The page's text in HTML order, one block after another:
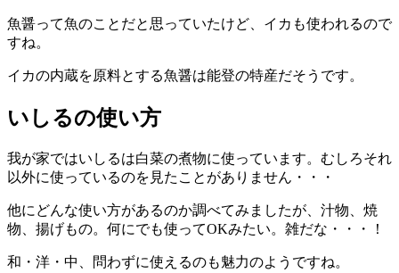
魚醤って魚のことだと思っていたけど、イカも使われるので
すね。
イカの内蔵を原料とする魚醤は能登の特産だそうです。
いしるの使い方
我が家ではいしるは白菜の煮物に使っています。むしろそれ
以外に使っているのを見たことがありません・・・
他にどんな使い方があるのか調べてみましたが、汁物、焼
物、揚げもの。何にでも使ってOKみたい。雑だな・・・！
和・洋・中、問わずに使えるのも魅力のようですね。